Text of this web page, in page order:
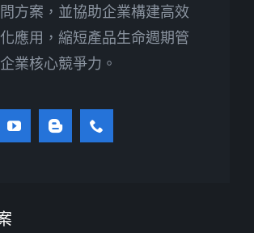
方案，並協助企業構建高效
應用，縮短產品生命週期管
業核心競爭力。